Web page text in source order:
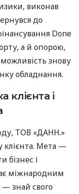
виконав
до
Done
а й опорою,
знову
обладнання.
клієнта і
ТОВ «ДАНН.»
клієнта. Мета —
бізнес і
міжнародним
— знай свого